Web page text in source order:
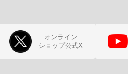
オンライン
ショップ公式X